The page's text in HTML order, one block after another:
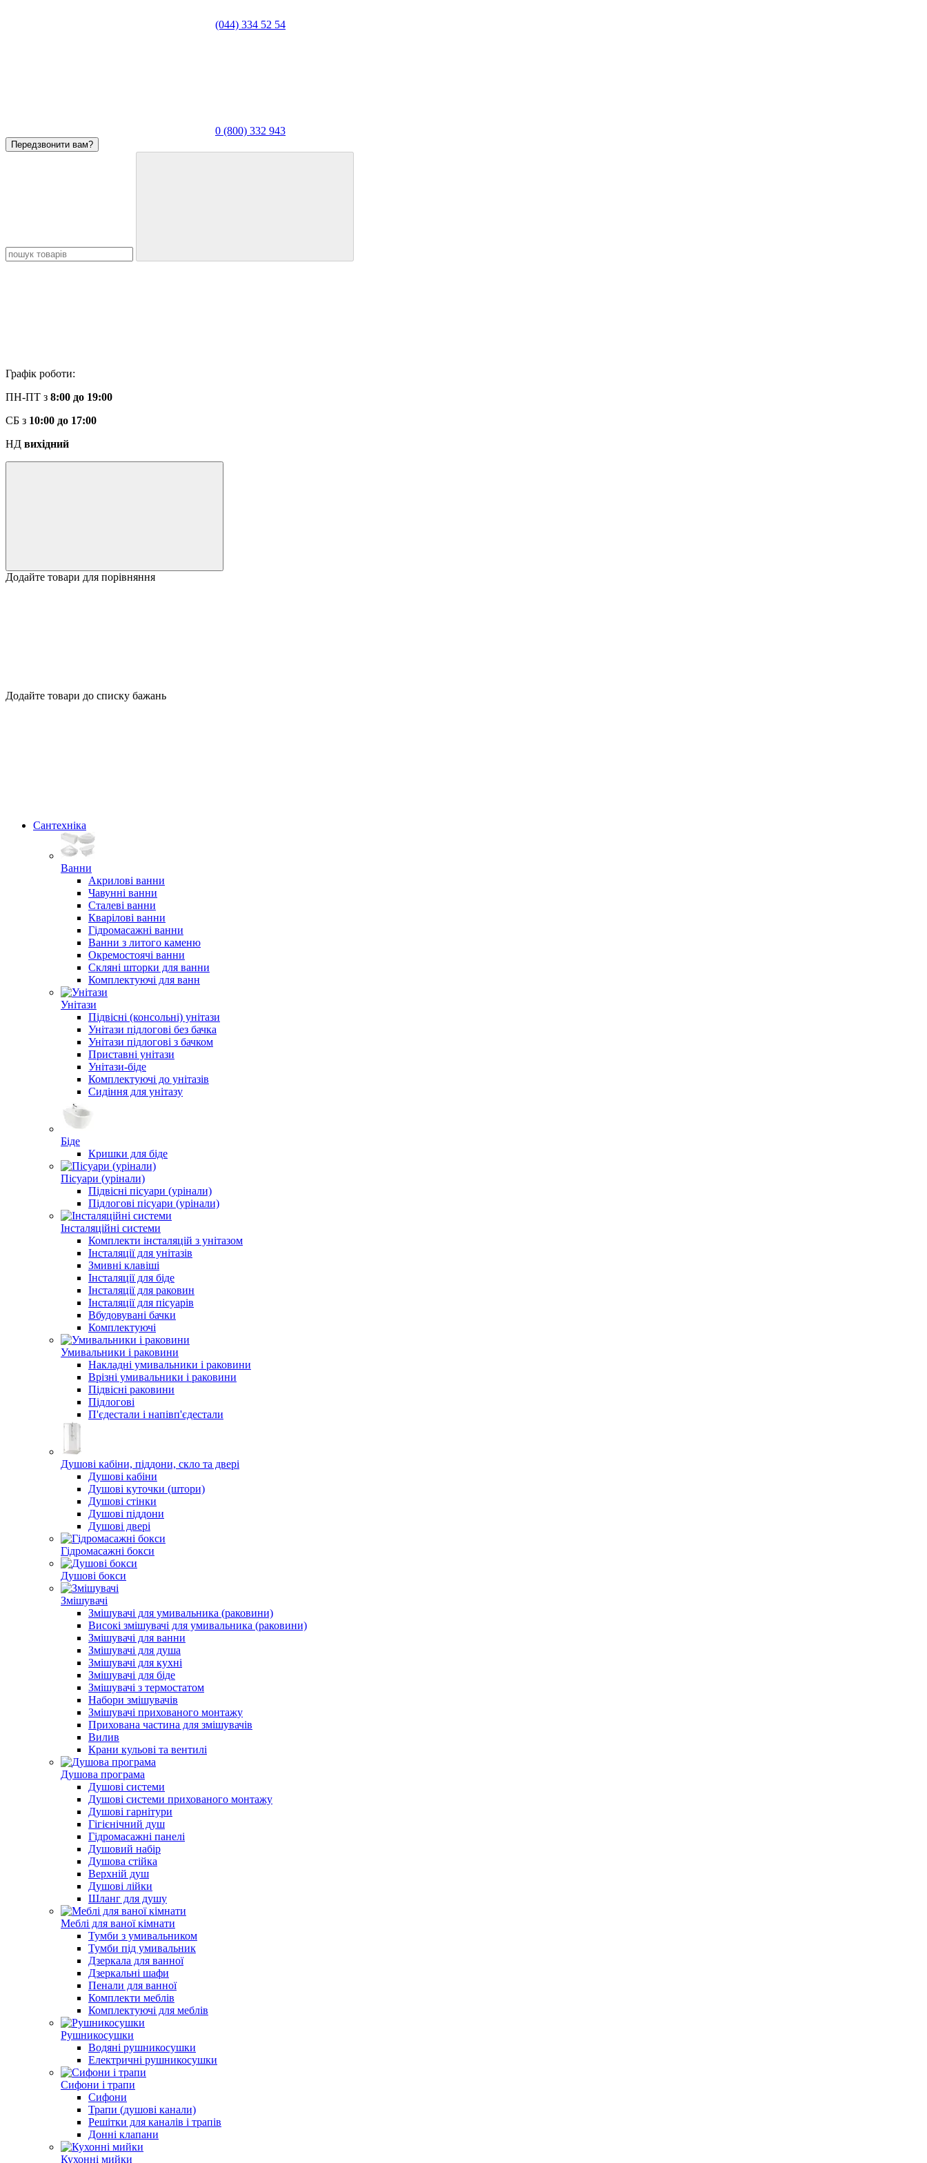
(044) 334 52 54
0 (800) 332 943
Передзвонити вам?
Графік роботи:
ПН-ПТ з 8:00 до 19:00
СБ з 10:00 до 17:00
НД вихідний
Додайте товари для порівняння
Додайте товари до списку бажань
Сантехніка
Ванни
Акрилові ванни
Чавунні ванни
Сталеві ванни
Кварілові ванни
Гідромасажні ванни
Ванни з литого каменю
Окремостоячі ванни
Скляні шторки для ванни
Комплектуючі для ванн
Унітази
Підвісні (консольні) унітази
Унітази підлогові без бачка
Унітази підлогові з бачком
Приставні унітази
Унітази-біде
Комплектуючі до унітазів
Сидіння для унітазу
Біде
Кришки для біде
Пісуари (урінали)
Підвісні пісуари (урінали)
Підлогові пісуари (урінали)
Інсталяційні системи
Комплекти інсталяцій з унітазом
Інсталяції для унітазів
Змивні клавіші
Інсталяції для біде
Інсталяції для раковин
Інсталяції для пісуарів
Вбудовувані бачки
Комплектуючі
Умивальники і раковини
Накладні умивальники і раковини
Врізні умивальники і раковини
Підвісні раковини
Підлогові
П'єдестали і напівп'єдестали
Душові кабіни, піддони, скло та двері
Душові кабіни
Душові куточки (штори)
Душові стінки
Душові піддони
Душові двері
Гідромасажні бокси
Душові бокси
Змішувачі
Змішувачі для умивальника (раковини)
Високі змішувачі для умивальника (раковини)
Змішувачі для ванни
Змішувачі для душа
Змішувачі для кухні
Змішувачі для біде
Змішувачі з термостатом
Набори змішувачів
Змішувачі прихованого монтажу
Прихована частина для змішувачів
Вилив
Крани кульові та вентилі
Душова програма
Душові системи
Душові системи прихованого монтажу
Душові гарнітури
Гігієнічний душ
Гідромасажні панелі
Душовий набір
Душова стійка
Верхній душ
Душові лійки
Шланг для душу
Меблі для ваної кімнати
Тумби з умивальником
Тумби під умивальник
Дзеркала для ванної
Дзеркальні шафи
Пенали для ванної
Комплекти меблів
Комплектуючі для меблів
Рушникосушки
Водяні рушникосушки
Електричні рушникосушки
Сифони і трапи
Сифони
Трапи (душові канали)
Решітки для каналів і трапів
Донні клапани
Кухонні мийки